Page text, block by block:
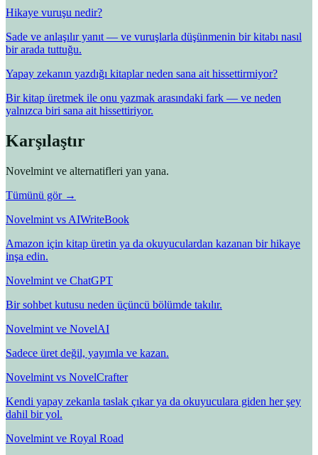
Hikaye vuruşu nedir?
Sade ve anlaşılır yanıt — ve vuruşlarla düşünmenin bir kitabı nasıl
bir arada tuttuğu.
Yapay zekanın yazdığı kitaplar neden sana ait hissettirmiyor?
Bir kitap üretmek ile onu yazmak arasındaki fark — ve neden
yalnızca biri sana ait hissettiriyor.
Karşılaştır
Novelmint ve alternatifleri yan yana.
Tümünü gör →
Novelmint vs AIWriteBook
Amazon için kitap üretin ya da okuyuculardan kazanan bir hikaye
inşa edin.
Novelmint ve ChatGPT
Bir sohbet kutusu neden üçüncü bölümde takılır.
Novelmint ve NovelAI
Sadece üret değil, yayımla ve kazan.
Novelmint vs NovelCrafter
Kendi yapay zekanla taslak çıkar ya da okuyuculara giden her şey
dahil bir yol.
Novelmint ve Royal Road